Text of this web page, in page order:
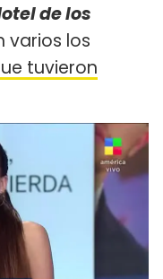
de los
varios los
tuvieron